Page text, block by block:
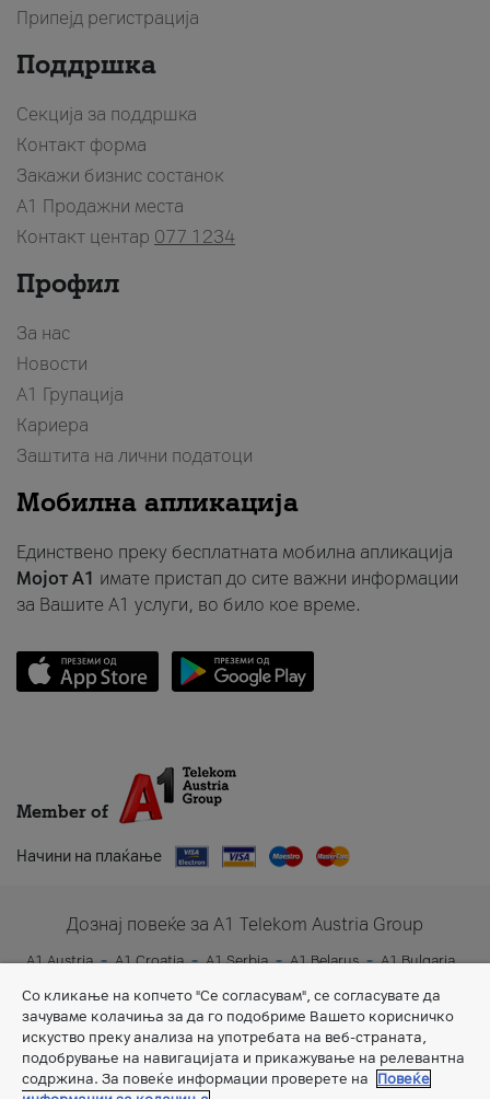
Припејд регистрација
Поддршка
Секција за поддршка
Контакт форма
Закажи бизнис состанок
A1 Продажни места
Контакт центар 077 1234
Профил
За нас
Новости
А1 Групација
Кариера
Заштита на лични податоци
Мобилна апликација
Единствено преку бесплатната мобилна апликација
Мојот A1 имате пристап до сите важни информации
за Вашите A1 услуги, во било кое време.
Member of
Начини на плаќање
Дознај повеќе за A1 Telekom Austria Group
A1 Austria A1 Croatia A1 Serbia A1 Belarus
A1 Bulgaria
Со кликање на копчето "Се согласувам", се согласувате да
зачуваме колачиња за да го подобриме Вашето корисничко
искуство преку анализа на употребата на веб-страната,
подобрување на навигацијата и прикажување на релевантна
содржина. За повеќе информации проверете на
Повеќе